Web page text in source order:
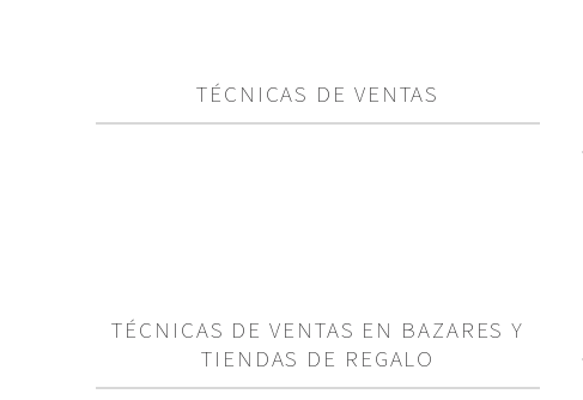
TÉCNICAS DE VENTAS
TÉCNICAS DE VENTAS EN BAZARES Y
TIENDAS DE REGALO